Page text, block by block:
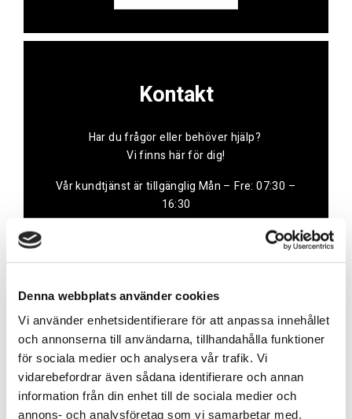
Denna webbplats använder cookies
Vi använder enhetsidentifierare för att anpassa innehållet
och annonserna till användarna, tillhandahålla funktioner
för sociala medier och analysera vår trafik. Vi
vidarebefordrar även sådana identifierare och annan
information från din enhet till de sociala medier och
annons- och analysföretag som vi samarbetar med.
Kontakt
Har du frågor eller behöver hjälp?
Vi finns här för dig!
Vår kundtjänst är tillgänglig Mån – Fre: 07:30 –
16:30
Referenser